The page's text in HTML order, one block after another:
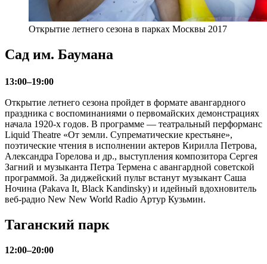
Открытие летнего сезона в парках Москвы 2017
Сад им. Баумана
13:00–19:00
Открытие летнего сезона пройдет в формате авангардного
праздника с воспоминаниями о первомайских демонстрациях
начала 1920-х годов. В программе — театральный перформанс
Liquid Theatre «От земли. Супрематические крестьяне»,
поэтические чтения в исполнении актеров Кирилла Петрова,
Александра Горелова и др., выступления композитора Сергея
Загний и музыканта Петра Термена с авангардной советской
программой. За диджейский пульт встанут музыкант Саша
Ночина (Pakava It, Black Kandinsky) и идейный вдохновитель
веб-радио New New World Radio Артур Кузьмин.
Таганский парк
12:00–20:00